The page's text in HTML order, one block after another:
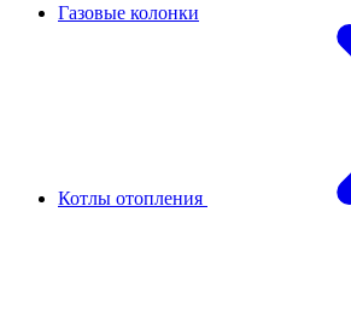
Газовые колонки
Котлы отопления